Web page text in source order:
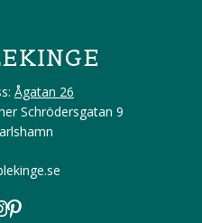
Ågatan 26
Schrödersgatan 9